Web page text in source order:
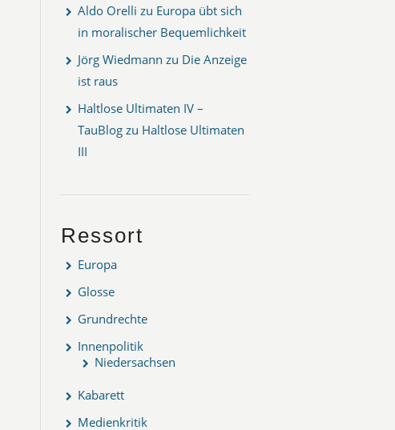
Aldo Orelli zu Europa übt sich
in moralischer Bequemlichkeit
Jörg Wiedmann zu Die Anzeige
ist raus
Haltlose Ultimaten IV –
TauBlog zu Haltlose Ultimaten
III
Ressort
Europa
Glosse
Grundrechte
Innenpolitik
Niedersachsen
Kabarett
Medienkritik